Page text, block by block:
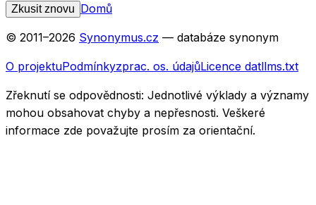
Zkusit znovu Domů
© 2011–2026 Synonymus.cz — databáze synonym
O projektuPodmínkyzprac. os. údajůLicence datllms.txt
Zřeknutí se odpovědnosti: Jednotlivé výklady a významy
mohou obsahovat chyby a nepřesnosti. Veškeré
informace zde považujte prosím za orientační.